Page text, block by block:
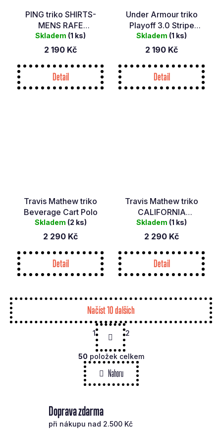
PING triko SHIRTS-
MENS RAFE
TURQUOISE
Skladem (1 ks)
2 190 Kč
Detail
Under Armour triko
Playoff 3.0 Stripe
Polo
Skladem (1 ks)
2 190 Kč
Detail
Travis Mathew triko
Beverage Cart Polo
Skladem (2 ks)
2 290 Kč
Detail
Travis Mathew triko
CALIFORNIA
CHRISTMAS
Skladem (1 ks)
2 290 Kč
Detail
O
v
l
á
d
í
Načíst 10 dalších
S
t
á
n
k
o
í
1 2
50 položek celkem
Nahoru
Doprava zdarma
při nákupu nad 2.500 Kč